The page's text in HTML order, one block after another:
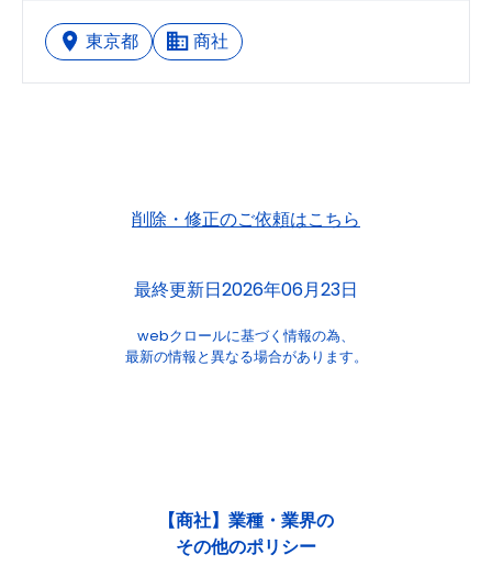
東京都 商社
削除・修正のご依頼はこちら
最終更新日2026年06月23日
webクロールに基づく情報の為、
最新の情報と異なる場合があります。
【商社】業種・業界の
その他のポリシー